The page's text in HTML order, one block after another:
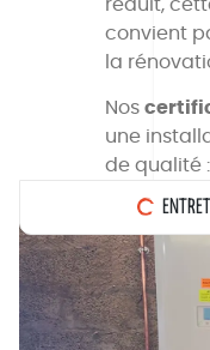
réduit,
convient
la
Nos
une
de qualité :